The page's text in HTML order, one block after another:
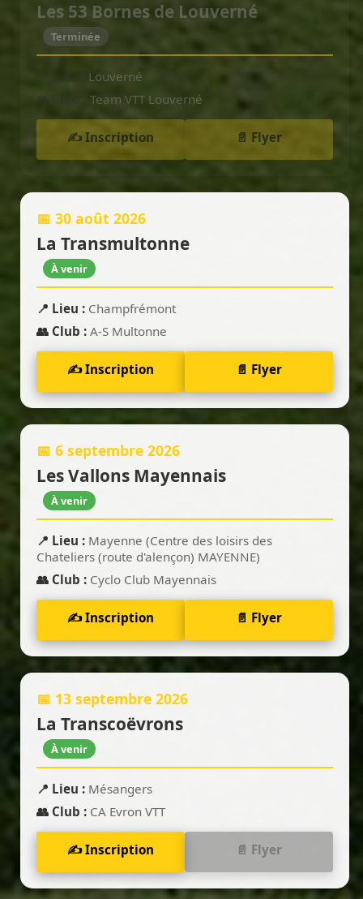
Les 53 Bornes de Louverné
Terminée
Louverné
Team VTT Louverné
✍️ Inscription 📄 Flyer
📅 30 août 2026
La Transmultonne
À venir
📍 Lieu : Champfrémont
👥 Club : A‑S Multonne
✍️ Inscription 📄 Flyer
📅 6 septembre 2026
Les Vallons Mayennais
À venir
📍 Lieu : Mayenne (Centre des loisirs des
Chateliers (route d'alençon) MAYENNE)
👥 Club : Cyclo Club Mayennais
✍️ Inscription 📄 Flyer
📅 13 septembre 2026
La Transcoëvrons
À venir
📍 Lieu : Mésangers
👥 Club : CA Evron VTT
✍️ Inscription 📄 Flyer